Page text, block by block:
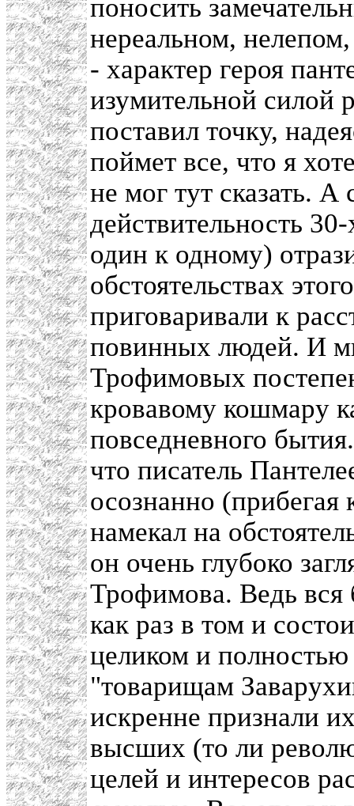
поносить
нереальном,
- характер героя
изумительной силой
поставил точку,
поймет все, что я
не мог тут сказать. А
действительность
один к одному)
обстоятельствах
приговаривали к
повинных людей. И
Трофимовых
кровавому кошмару
повседневного
что писатель
осознанно (прибегая
намекал на
он очень глубоко
Трофимова. Ведь вся
как раз в том и
целиком и
"товарищам
искренне признали
высших (то ли
целей и интересов